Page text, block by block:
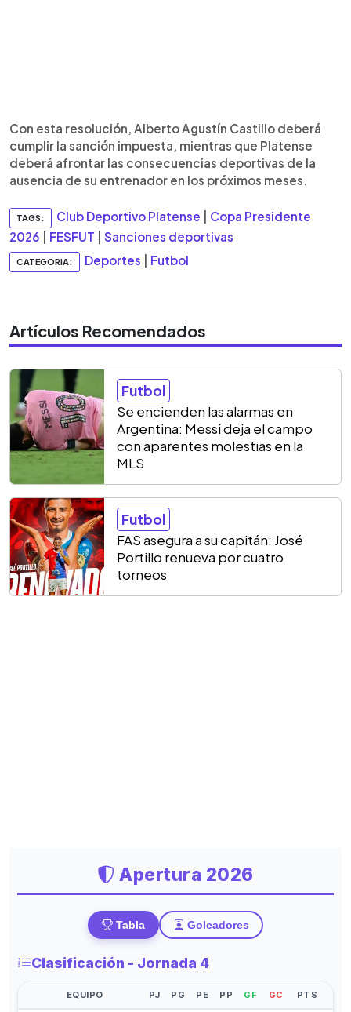
Con esta resolución, Alberto Agustín Castillo deberá
cumplir la sanción impuesta, mientras que Platense
deberá afrontar las consecuencias deportivas de la
ausencia de su entrenador en los próximos meses.
TAGS: Club Deportivo Platense
Copa Presidente
2026
FESFUT Sanciones deportivas
CATEGORIA: Deportes Futbol
Artículos Recomendados
Futbol
Se encienden las alarmas en
Argentina: Messi deja el campo
con aparentes molestias en la
MLS
Futbol
FAS asegura a su capitán: José
Portillo renueva por cuatro
torneos